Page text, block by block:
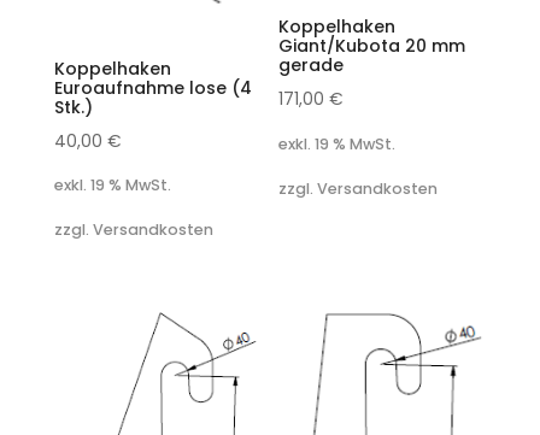
Koppelhaken
Euroaufnahme lose (4
Stk.)
40,00 €
exkl. 19 % MwSt.
zzgl. Versandkosten
Koppelhaken
Giant/Kubota 20 mm
gerade
171,00€
exkl. 19 % MwSt.
zzgl. Versandkosten